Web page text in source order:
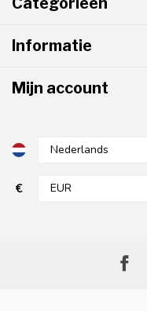
Informatie
Mijn account
€